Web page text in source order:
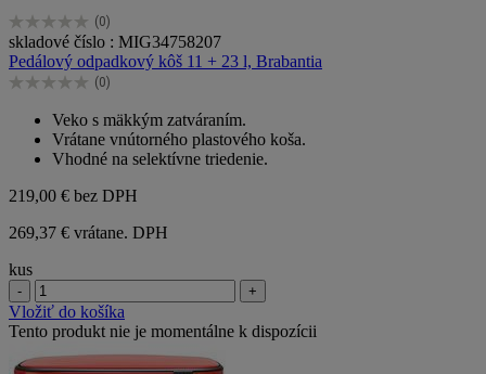
(0)
0.0
z
5
hviezdičiek.
skladové číslo : MIG34758207
Pedálový odpadkový kôš 11 + 23 l, Brabantia
(0)
0.0
hviezdičiek.
Veko s mäkkým zatváraním.
Vrátane vnútorného plastového koša.
Vhodné na selektívne triedenie.
219,00 € bez DPH
269,37 € vrátane. DPH
kus
- +
Vložiť do košíka
Tento produkt nie je momentálne k dispozícii